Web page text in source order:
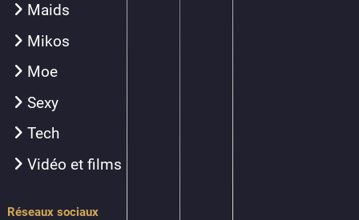
Maids
Mikos
Moe
Sexy
Tech
Vidéo et films
Réseaux sociaux